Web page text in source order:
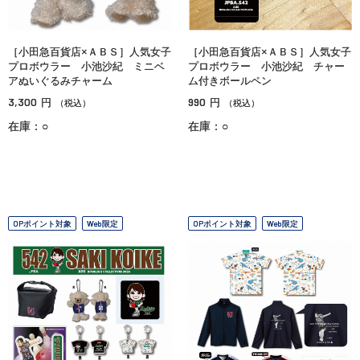
［小田急百貨店×ＡＢＳ］人気女子
プロボウラー 小池沙紀 ミニベ
アぬいぐるみチャーム
3,300 円 （税込）
在庫：○
［小田急百貨店×ＡＢＳ］人気女子
プロボウラー 小池沙紀 チャー
ム付きボールペン
990 円 （税込）
在庫：○
OPポイント対象 Web限定 OPポイント対象 Web限定